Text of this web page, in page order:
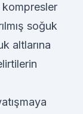
kompresler
soğuk
altlarına